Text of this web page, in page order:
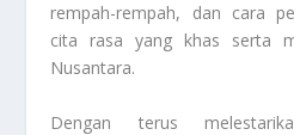
rempah-rempah, dan cara
cita rasa yang khas serta
Nusantara.
Dengan terus